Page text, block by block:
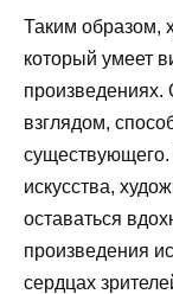
Таким образом,
который умеет
произведениях.
взглядом,
существующего.
искусства,
оставаться
произведения
сердцах